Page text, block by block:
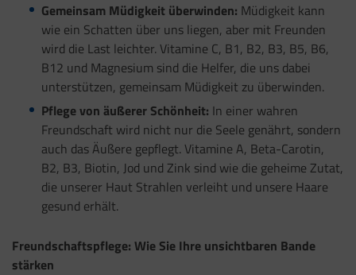
Gemeinsam Müdigkeit überwinden: Müdigkeit kann
wie ein Schatten über uns liegen, aber mit Freunden
wird die Last leichter. Vitamine C, B1, B2, B3, B5, B6,
B12 und Magnesium sind die Helfer, die uns dabei
unterstützen, gemeinsam Müdigkeit zu überwinden.
Pflege von äußerer Schönheit: In einer wahren
Freundschaft wird nicht nur die Seele genährt, sondern
auch das Äußere gepflegt. Vitamine A, Beta-Carotin,
B2, B3, Biotin, Jod und Zink sind wie die geheime Zutat,
die unserer Haut Strahlen verleiht und unsere Haare
gesund erhält.
Freundschaftspflege: Wie Sie Ihre unsichtbaren Bande
stärken